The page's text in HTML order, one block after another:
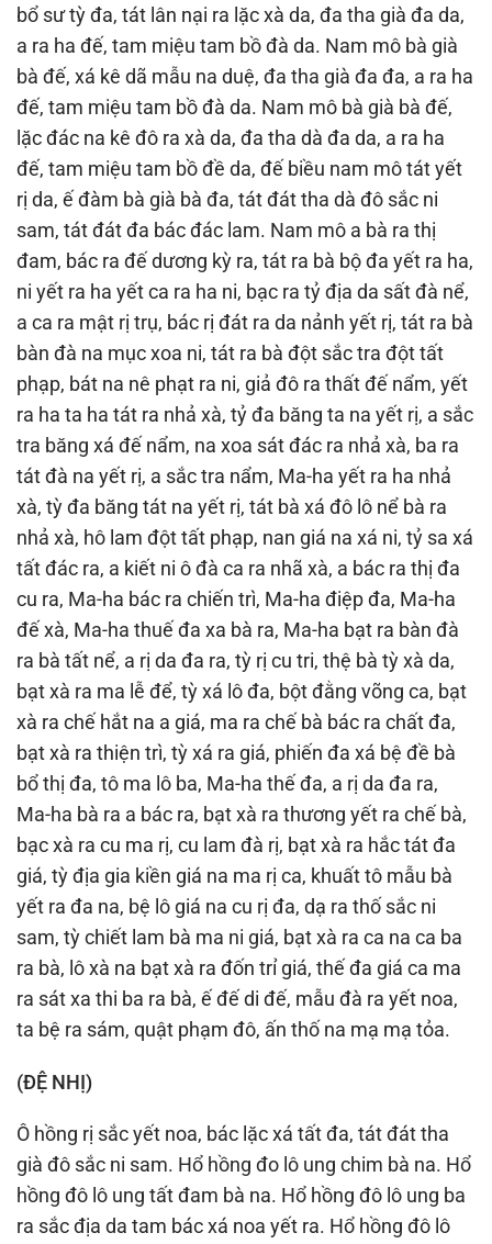
bổ sư tỳ đa, tát lân nại ra lặc xà da, đa tha già đa da,
a ra ha đế, tam miệu tam bồ đà da. Nam mô bà già
bà đế, xá kê dã mẫu na duệ, đa tha già đa đa, a ra ha
đế, tam miệu tam bồ đà da. Nam mô bà già bà đế,
lặc đác na kê đô ra xà da, đa tha dà đa da, a ra ha
đế, tam miệu tam bồ đề da, đế biều nam mô tát yết
rị da, ế đàm bà già bà đa, tát đát tha dà đô sắc ni
sam, tát đát đa bác đác lam. Nam mô a bà ra thị
đam, bác ra đế dương kỳ ra, tát ra bà bộ đa yết ra ha,
ni yết ra ha yết ca ra ha ni, bạc ra tỷ địa da sất đà nể,
a ca ra mật rị trụ, bác rị đát ra da nảnh yết rị, tát ra bà
bàn đà na mục xoa ni, tát ra bà đột sắc tra đột tất
phạp, bát na nê phạt ra ni, giả đô ra thất đế nẩm, yết
ra ha ta ha tát ra nhả xà, tỷ đa băng ta na yết rị, a sắc
tra băng xá đế nẩm, na xoa sát đác ra nhả xà, ba ra
tát đà na yết rị, a sắc tra nẩm, Ma-ha yết ra ha nhả
xà, tỳ đa băng tát na yết rị, tát bà xá đô lô nể bà ra
nhả xà, hô lam đột tất phạp, nan giá na xá ni, tỷ sa xá
tất đác ra, a kiết ni ô đà ca ra nhã xà, a bác ra thị đa
cu ra, Ma-ha bác ra chiến trì, Ma-ha điệp đa, Ma-ha
đế xà, Ma-ha thuế đa xa bà ra, Ma-ha bạt ra bàn đà
ra bà tất nể, a rị da đa ra, tỳ rị cu tri, thệ bà tỳ xà da,
bạt xà ra ma lễ để, tỳ xá lô đa, bột đằng võng ca, bạt
xà ra chế hắt na a giá, ma ra chế bà bác ra chất đa,
bạt xà ra thiện trì, tỳ xá ra giá, phiến đa xá bệ đề bà
bổ thị đa, tô ma lô ba, Ma-ha thế đa, a rị da đa ra,
Ma-ha bà ra a bác ra, bạt xà ra thương yết ra chế bà,
bạc xà ra cu ma rị, cu lam đà rị, bạt xà ra hắc tát đa
giá, tỳ địa gia kiền giá na ma rị ca, khuất tô mẫu bà
yết ra đa na, bệ lô giá na cu rị đa, dạ ra thố sắc ni
sam, tỳ chiết lam bà ma ni giá, bạt xà ra ca na ca ba
ra bà, lô xà na bạt xà ra đốn trỉ giá, thế đa giá ca ma
ra sát xa thi ba ra bà, ế đế di đế, mẫu đà ra yết noa,
ta bệ ra sám, quật phạm đô, ấn thố na mạ mạ tỏa.
(ÐỆ NHỊ)
Ô hồng rị sắc yết noa, bác lặc xá tất đa, tát đát tha
già đô sắc ni sam. Hổ hồng đo lô ung chim bà na. Hổ
hồng đô lô ung tất đam bà na. Hổ hồng đô lô ung ba
ra sắc địa da tam bác xá noa yết ra. Hổ hồng đô lô